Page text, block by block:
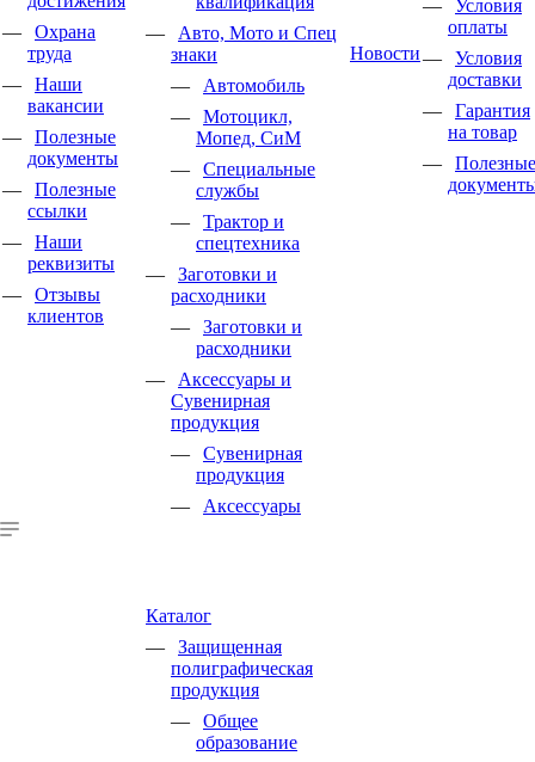
Охрана
труда
Наши
вакансии
Полезные
документы
Полезные
ссылки
Наши
реквизиты
Отзывы
клиентов
Авто, Мото и Спец
знаки
Автомобиль
Мотоцикл,
Мопед, СиМ
Специальные
службы
Трактор и
спецтехника
Заготовки и
расходники
Заготовки и
расходники
Аксессуары и
Сувенирная
продукция
Сувенирная
продукция
Аксессуары
Новости
Условия
оплаты
Условия
доставки
Гарантия
на товар
Полезные
Каталог
Защищенная
полиграфическая
продукция
Общее
образование